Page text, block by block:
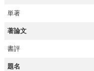
単著
著論文
書評
題名